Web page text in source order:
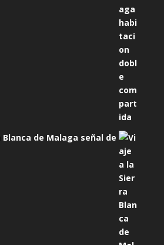
Blanca de Malaga señal de